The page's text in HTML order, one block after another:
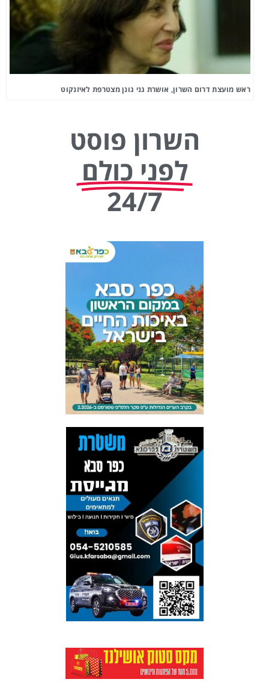
ראש מועצת דרום השרון, אושרת גני גונן מצטרפת לאיזנקוט
השרון פוסט
לפני כולם
24/7